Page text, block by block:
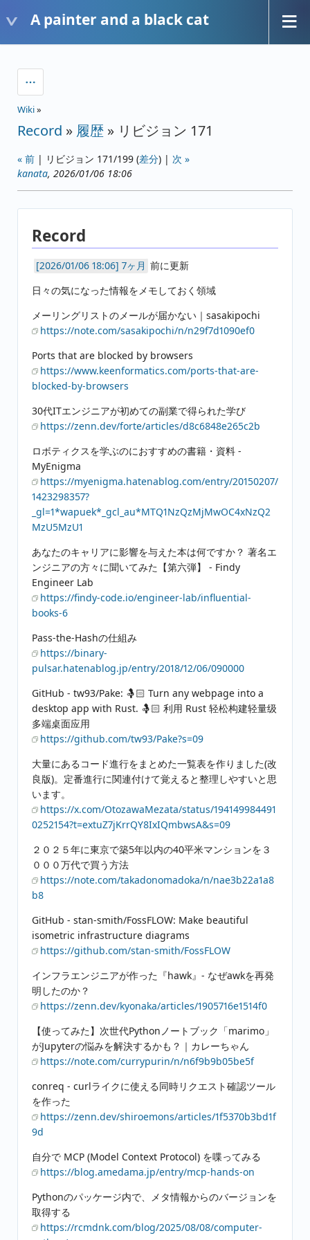
A painter and a black cat
Wiki»
Record » 履歴 » リビジョン 171
« 前 | リビジョン 171/199 (差分) | 次 »
kanata, 2026/01/06 18:06
Record
7ヶ月 前に更新
日々の気になった情報をメモしておく領域
メーリングリストのメールが届かない｜sasakipochi
https://note.com/sasakipochi/n/n29f7d1090ef0
Ports that are blocked by browsers
https://www.keenformatics.com/ports-that-are-
blocked-by-browsers
30代ITエンジニアが初めての副業で得られた学び
https://zenn.dev/forte/articles/d8c6848e265c2b
ロボティクスを学ぶのにおすすめの書籍・資料 -
MyEnigma
https://myenigma.hatenablog.com/entry/20150207/
1423298357?
_gl=1*wapuek*_gcl_au*MTQ1NzQzMjMwOC4xNzQ2
MzU5MzU1
あなたのキャリアに影響を与えた本は何ですか？ 著名エ
ンジニアの方々に聞いてみた【第六弾】 - Findy
Engineer Lab
https://findy-code.io/engineer-lab/influential-
books-6
Pass-the-Hashの仕組み
https://binary-
pulsar.hatenablog.jp/entry/2018/12/06/090000
GitHub - tw93/Pake: 🤱🏻 Turn any webpage into a
desktop app with Rust. 🤱🏻 利用 Rust 轻松构建轻量级
多端桌面应用
https://github.com/tw93/Pake?s=09
大量にあるコード進行をまとめた一覧表を作りました(改
良版)。定番進行に関連付けて覚えると整理しやすいと思
います。
https://x.com/OtozawaMezata/status/194149984491
0252154?t=extuZ7jKrrQY8IxIQmbwsA&s=09
２０２５年に東京で築5年以内の40平米マンションを３
０００万代で買う方法
https://note.com/takadonomadoka/n/nae3b22a1a8
b8
GitHub - stan-smith/FossFLOW: Make beautiful
isometric infrastructure diagrams
https://github.com/stan-smith/FossFLOW
インフラエンジニアが作った『hawk』- なぜawkを再発
明したのか？
https://zenn.dev/kyonaka/articles/1905716e1514f0
【使ってみた】次世代Pythonノートブック「marimo」
がJupyterの悩みを解決するかも？｜カレーちゃん
https://note.com/currypurin/n/n6f9b9b05be5f
conreq - curlライクに使える同時リクエスト確認ツール
を作った
https://zenn.dev/shiroemons/articles/1f5370b3bd1f
9d
自分で MCP (Model Context Protocol) を喋ってみる
https://blog.amedama.jp/entry/mcp-hands-on
Pythonのパッケージ内で、メタ情報からのバージョンを
取得する
https://rcmdnk.com/blog/2025/08/08/computer-